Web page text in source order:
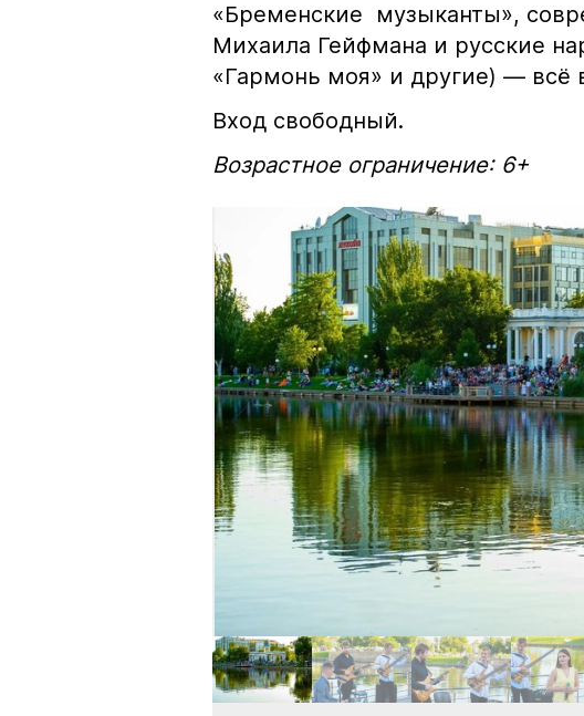
«Бременские музыканты»,
Михаила Гейфмана и русские
«Гармонь моя» и другие) — всё
Вход свободный.
Возрастное ограничение: 6+